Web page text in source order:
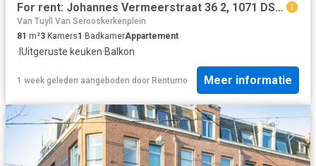
For rent: Johannes Vermeerstraat 36 2, 1071 DS Amsterdam
Van Tuyll Van Serooskerkenplein
81 m²3 Kamers1 BadkamerAppartement
· IUitgeruste keuken·Balkon
1 week geleden aangeboden door Rentumo Meer informatie